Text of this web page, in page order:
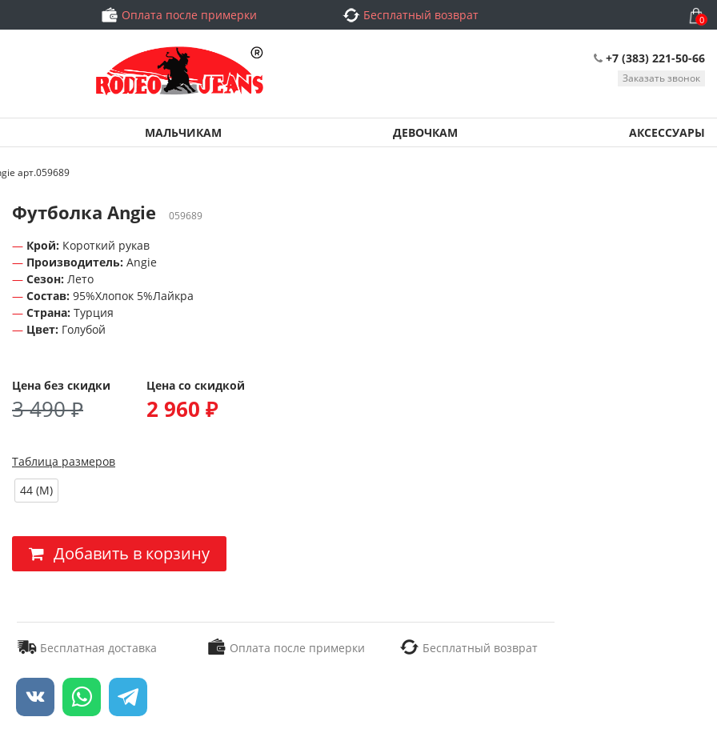
Оплата после примерки Бесплатный возврат 0
+7 (383) 221-50-66
Заказать звонок
МАЛЬЧИКАМ ДЕВОЧКАМ АКСЕССУАРЫ
арт.059689
Футболка Angie 059689
Крой: Короткий рукав
Производитель: Angie
Сезон: Лето
Состав: 95%Хлопок 5%Лайкра
Страна: Турция
Цвет: Голубой
Цена без скидки
3 490 ₽
Цена со скидкой
2 960 ₽
Таблица размеров
44 (M)
Добавить в корзину
Бесплатная доставка Оплата после примерки Бесплатный возврат